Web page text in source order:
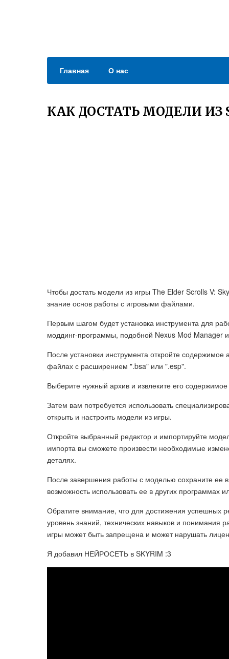
Главная О нас
КАК ДОСТАТЬ МОДЕЛИ ИЗ
Чтобы достать модели из игры The Elder Scrolls V:
знание основ работы с игровыми файлами.
Первым шагом будет установка инструмента для
моддинг-программы, подобной Nexus Mod Manager
После установки инструмента откройте
файлах с расширением ".bsa" или ".esp".
Выберите нужный архив и извлеките его
Затем вам потребуется использовать
открыть и настроить модели из игры.
Откройте выбранный редактор и импортируйте
импорта вы сможете произвести необходимые
деталях.
После завершения работы с моделью сохраните
возможность использовать ее в других программах
Обратите внимание, что для достижения успешных
уровень знаний, технических навыков и
игры может быть запрещена и может нарушать
Я добавил НЕЙРОСЕТЬ в SKYRIM :3